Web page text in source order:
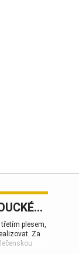
X. REPREZENTAČNÍ PLES OLOMOUCKÉHO KRAJE
plesem,
Za